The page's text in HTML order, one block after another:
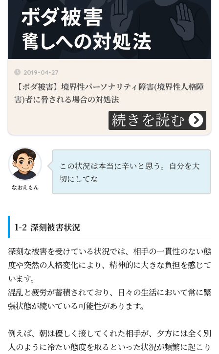
2019-04-27
【ボダ被害】境界性パーソナリティ障害(境界性人格障
害)者に脅される場合の対処法
なおえもん
この状況は本当に辛いと思う。自分を大
切にしてな
深刻被害状況
深刻な被害を受けている状況では、相手の一貫性のない態
度や突然の人格変化により、精神的に大きな負担を感じて
います。
混乱と疲労が蓄積されており、日々の生活において常に緊
張状態が続いている可能性があります。
例えば、朝は優しく接してくれた相手が、夕方には全く別
人のように冷たい態度を取るといった状況が頻繁に起こり